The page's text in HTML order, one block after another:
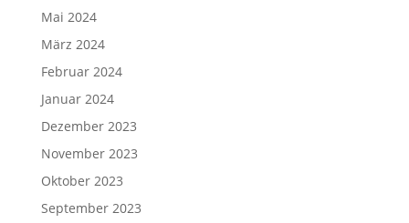
Mai 2024
März 2024
Februar 2024
Januar 2024
Dezember 2023
November 2023
Oktober 2023
September 2023